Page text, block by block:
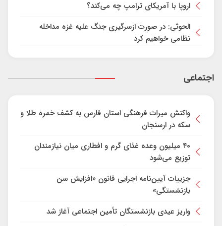
اروپا با آمریکای ترامپ چه می‌کند؟
الحوثی: در صورت ازسرگیری جنگ علیه غزه مداخله
نظامی خواهیم کرد
اجتماعی
واکنش میراث فرهنگی استان فارس به کشف خمره طلا و
سکه در ارسنجان
۴۰ میلیون وعده غذای گرم و افطاری میان نیازمندان
توزیع می‌شود
جزییات آیین‌نامه اجرایی قانون «افزایش سن
بازنشستگی»
واریز عیدی بازنشستگان تأمین اجتماعی آغاز شد